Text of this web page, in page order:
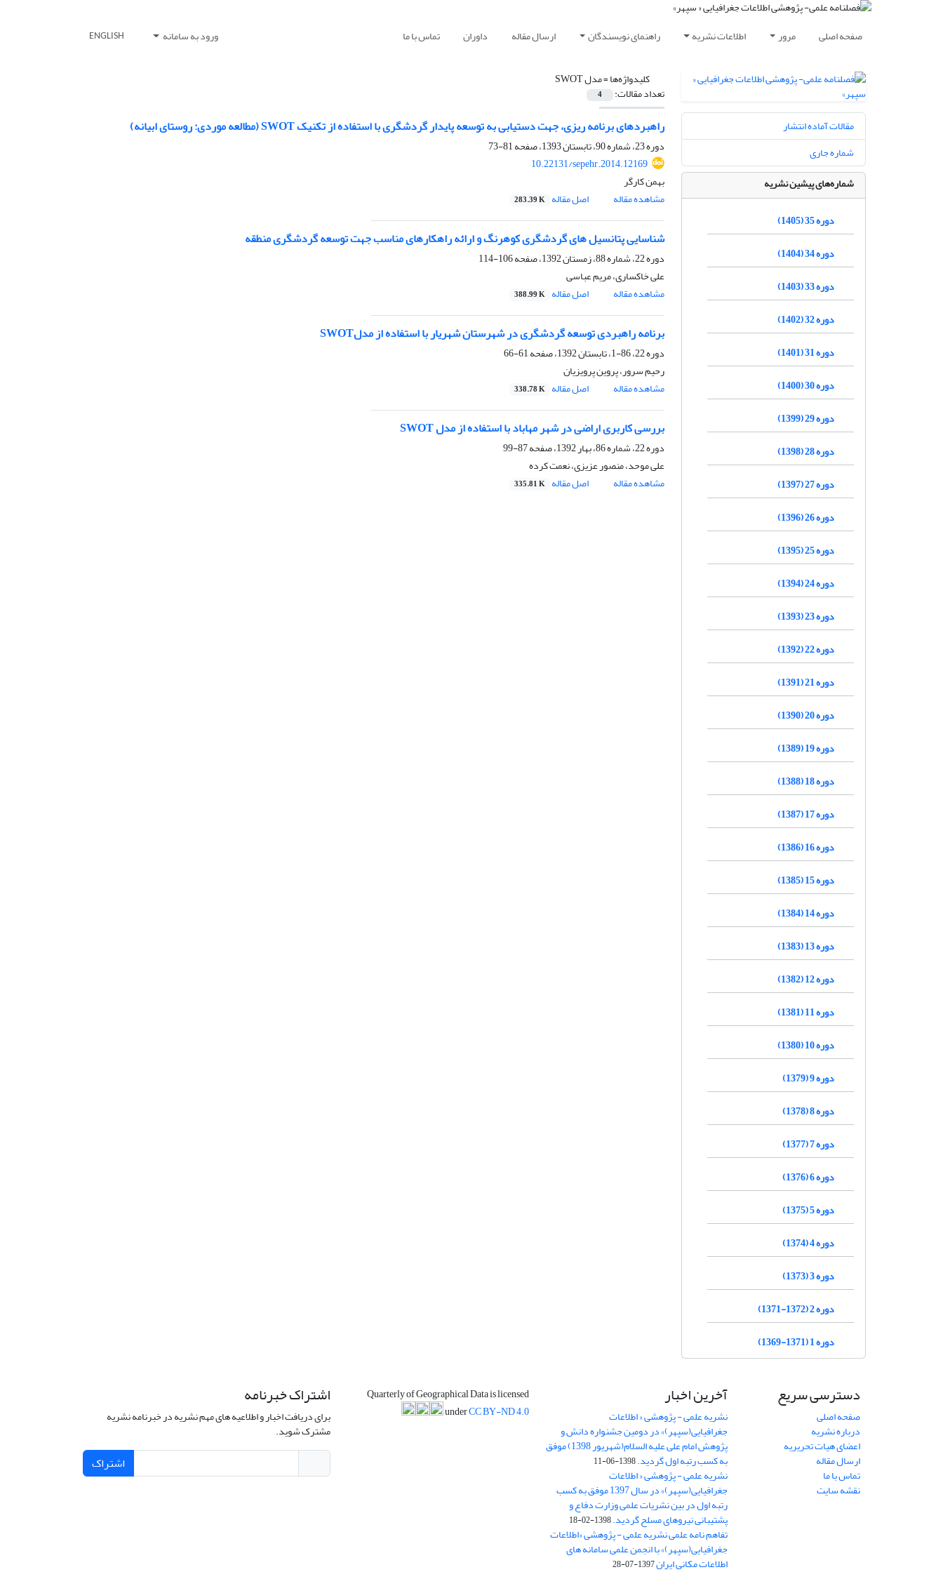
صفحه اصلی مرور اطلاعات نشریه راهنمای نویسندگان ارسال مقاله داوران تماس با ما ورود به سامانه ENGLISH
کلیدواژه‌ها =مدل SWOT
تعداد مقالات: 4
راهبردهای برنامه ریزی، جهت دستیابی به توسعه پایدار گردشگری با استفاده از تکنیک SWOT (مطالعه موردی: روستای ابیانه)
دوره 23، شماره 90، تابستان 1393، صفحه
81-73
10.22131/sepehr.2014.12169
بهمن کارگر
مشاهده مقاله
اصل مقاله 283.39 K
شناسایی پتانسیل های گردشگری کوهرنگ و ارائه راهکارهای مناسب جهت توسعه گردشگری منطقه
دوره 22، شماره 88، زمستان 1392، صفحه
106-114
علی خاکساری، مریم عباسی
مشاهده مقاله
اصل مقاله 388.99 K
برنامه راهبردی توسعه گردشگری در شهرستان شهریار با استفاده از مدلSWOT
دوره 22، 86-1، تابستان 1392، صفحه
61-66
رحیم سرور، پروین پرویزیان
مشاهده مقاله
اصل مقاله 338.78 K
بررسی کاربری اراضی در شهر مهاباد با استفاده از مدل SWOT
دوره 22، شماره 86، بهار 1392، صفحه
87-99
علی موحد، منصور عزیزی، نعمت کرده
مشاهده مقاله
اصل مقاله 335.81 K
مقالات آماده انتشار
شماره جاری
شماره‌های پیشین نشریه
دوره 35 (1405)
دوره 34 (1404)
دوره 33 (1403)
دوره 32 (1402)
دوره 31 (1401)
دوره 30 (1400)
دوره 29 (1399)
دوره 28 (1398)
دوره 27 (1397)
دوره 26 (1396)
دوره 25 (1395)
دوره 24 (1394)
دوره 23 (1393)
دوره 22 (1392)
دوره 21 (1391)
دوره 20 (1390)
دوره 19 (1389)
دوره 18 (1388)
دوره 17 (1387)
دوره 16 (1386)
دوره 15 (1385)
دوره 14 (1384)
دوره 13 (1383)
دوره 12 (1382)
دوره 11 (1381)
دوره 10 (1380)
دوره 9 (1379)
دوره 8 (1378)
دوره 7 (1377)
دوره 6 (1376)
دوره 5 (1375)
دوره 4 (1374)
دوره 3 (1373)
دوره 2 (1372-1371)
دوره 1 (1371-1369)
دسترسی سریع
صفحه اصلی
درباره نشریه
اعضای هیات تحریریه
ارسال مقاله
تماس با ما
نقشه سایت
آخرین اخبار
نشریه علمی - پژوهشی « اطلاعات
جغرافیایی(سپهر)» در دومین جشنواره دانش و
پژوهش امام علی علیه السلام(شهریور 1398) موفق
به کسب رتبه اول گردید.1398-06-11
نشریه علمی - پژوهشی « اطلاعات
جغرافیایی(سپهر)» در سال 1397 موفق به کسب
رتبه اول در بین نشریات علمی وزارت دفاع و
پشتیبانی نیروهای مسلح گردید.1398-02-18
تفاهم نامه علمی نشریه علمی - پژوهشی «اطلاعات
جغرافیایی(سپهر)» با انجمن علمی سامانه های
اطلاعات مکانی ایران1397-07-28
Quarterly of Geographical Data is licensed
underCC BY-ND 4.0
اشتراک خبرنامه
برای دریافت اخبار و اطلاعیه های مهم نشریه در خبرنامه نشریه
مشترک شوید.
اشتراک